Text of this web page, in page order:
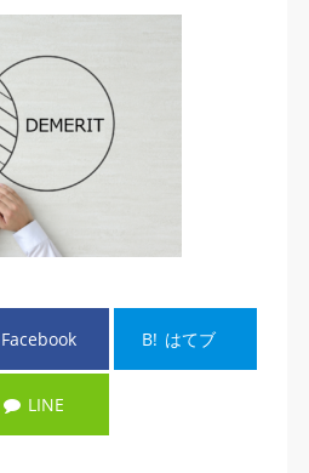
Facebook B! はてブ
LINE